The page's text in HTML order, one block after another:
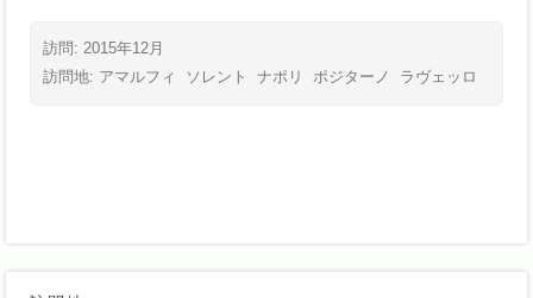
訪問: 2015年12月
訪問地: アマルフィ ソレント ナポリ ポジターノ ラヴェッロ